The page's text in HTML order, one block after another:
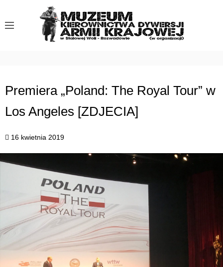
t
Premiera „Poland: The Royal Tour” w
Los Angeles [ZDJECIA]
16 kwietnia 2019